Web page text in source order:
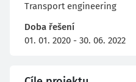
Transport engineering
Doba řešení
01. 01. 2020 - 30. 06. 2022